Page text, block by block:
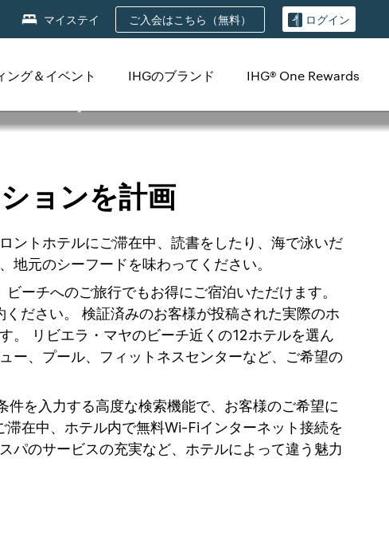
マイステイ ご入会はこちら（無料） ログイン
ング＆イベント IHGのブランド IHG® One Rewards
Maya Beachのホテ
ョンを計画
ントホテルにご滞在中、読書をしたり、海で泳いだ
元のシーフードを味わってください。
ーチへのご旅行でもお得にご宿泊いただけます。
ださい。 検証済みのお客様が投稿された実際のホ
。 リビエラ・マヤのビーチ近くの12ホテルを選ん
ー、プール、フィットネスセンターなど、ご希望の
を入力する高度な検索機能で、お客様のご希望に
滞在中、ホテル内で無料Wi-Fiインターネット接続を
パのサービスの充実など、ホテルによって違う魅力